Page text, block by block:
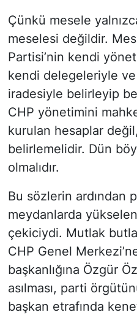
Çünkü mesele
meselesi değildir.
Partisi’nin kendi
kendi delegeleriyle
iradesiyle belirleyip
CHP yönetimini
kurulan hesaplar
belirlemelidir. Dün
olmalıdır.
Bu sözlerin ardından
meydanlarda
çekiciydi. Mutlak
CHP Genel
başkanlığına Özgür
asılması, parti
başkan etrafında